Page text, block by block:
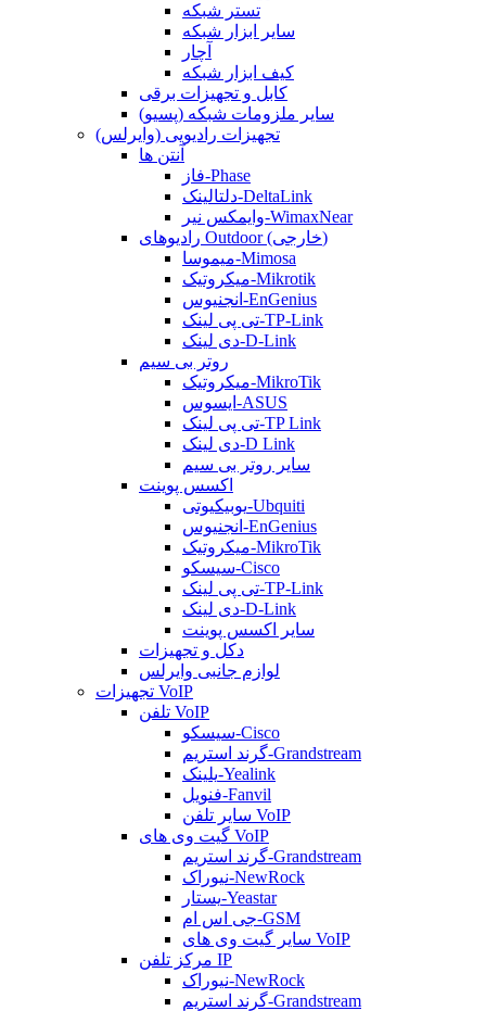
تستر شبکه
سایر ابزار شبکه
آچار
کیف ابزار شبکه
کابل و تجهیزات برقی
سایر ملزومات شبکه (پسیو)
تجهیزات رادیویی (وایرلس)
آنتن ها
فاز-Phase
دلتالینک-DeltaLink
وایمکس نیر-WimaxNear
رادیوهای Outdoor (خارجی)
میموسا-Mimosa
میکروتیک-Mikrotik
انجنیوس-EnGenius
تی پی لینک-TP-Link
دی لینک-D-Link
روتر بی سیم
میکروتیک-MikroTik
ایسوس-ASUS
تی پی لینک-TP Link
دی لینک-D Link
سایر روتر بی سیم
اکسس پوینت
یوبیکیوتی-Ubquiti
انجنیوس-EnGenius
میکروتیک-MikroTik
سیسکو-Cisco
تی پی لینک-TP-Link
دی لینک-D-Link
سایر اکسس پوینت
دکل و تجهیزات
لوازم جانبی وایرلس
تجهیزات VoIP
تلفن VoIP
سیسکو-Cisco
گرند استریم-Grandstream
یلینک-Yealink
فنویل-Fanvil
سایر تلفن VoIP
گیت وی های VoIP
گرند استریم-Grandstream
نیوراک-NewRock
یستار-Yeastar
جی اس ام-GSM
سایر گیت وی های VoIP
مرکز تلفن IP
نیوراک-NewRock
گرند استریم-Grandstream